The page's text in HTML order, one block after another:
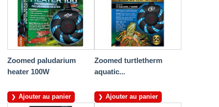
Zoomed paludarium
heater 100W
Ajouter au panier
Zoomed turtletherm
aquatic...
Ajouter au panier